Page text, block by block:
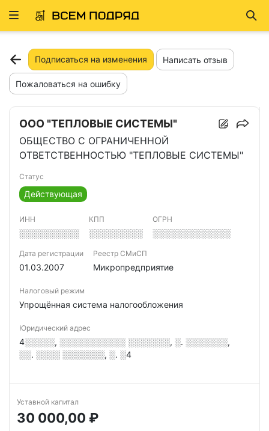
Развернуть
Подписаться на изменения Написать отзыв
Пожаловаться на ошибку
ООО "ТЕПЛОВЫЕ СИСТЕМЫ"
ОБЩЕСТВО С ОГРАНИЧЕННОЙ
ОТВЕТСТВЕННОСТЬЮ "ТЕПЛОВЫЕ СИСТЕМЫ"
Статус
Действующая
ИНН
░░░░░░░░░░
КПП
░░░░░░░░░
ОГРН
░░░░░░░░░░░░░
Дата регистрации
01.03.2007
Реестр СМиСП
Микропредприятие
Налоговый режим
Упрощённая система налогообложения
Юридический адрес
4░░░░░, ░░░░░░░░░░░ ░░░░░░░, ░. ░░░░░░░,
░░. ░░░░ ░░░░░░░, ░. ░4
Уставной капитал
30 000,00 ₽